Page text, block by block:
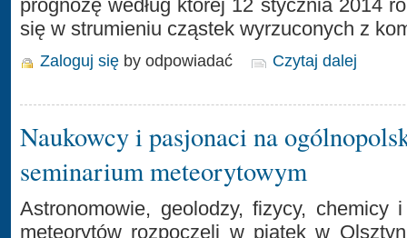
prognozę według której 12 stycznia 2014
się w strumieniu cząstek wyrzuconych z
Zaloguj się by odpowiadać Czytaj dalej
Naukowcy i pasjonaci na
seminarium meteorytowym
Astronomowie, geolodzy, fizycy, chemicy
meteorytów rozpoczęli w piątek w